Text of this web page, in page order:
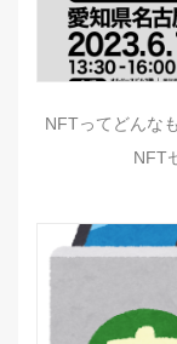
NFTってどんな
NFT